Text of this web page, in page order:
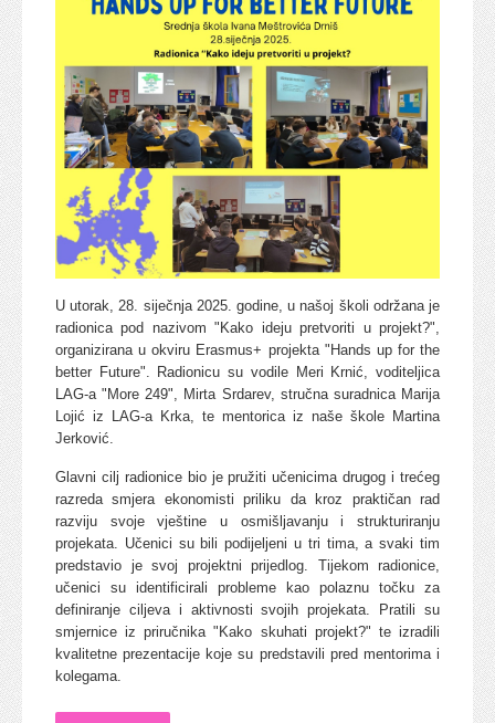
U utorak, 28. siječnja 2025. godine, u našoj školi održana je
radionica pod nazivom "Kako ideju pretvoriti u projekt?",
organizirana u okviru Erasmus+ projekta "Hands up for the
better Future". Radionicu su vodile Meri Krnić, voditeljica
LAG-a "More 249", Mirta Srdarev, stručna suradnica Marija
Lojić iz LAG-a Krka, te mentorica iz naše škole Martina
Jerković.
Glavni cilj radionice bio je pružiti učenicima drugog i trećeg
razreda smjera ekonomisti priliku da kroz praktičan rad
razviju svoje vještine u osmišljavanju i strukturiranju
projekata. Učenici su bili podijeljeni u tri tima, a svaki tim
predstavio je svoj projektni prijedlog. Tijekom radionice,
učenici su identificirali probleme kao polaznu točku za
definiranje ciljeva i aktivnosti svojih projekata. Pratili su
smjernice iz priručnika "Kako skuhati projekt?" te izradili
kvalitetne prezentacije koje su predstavili pred mentorima i
kolegama.